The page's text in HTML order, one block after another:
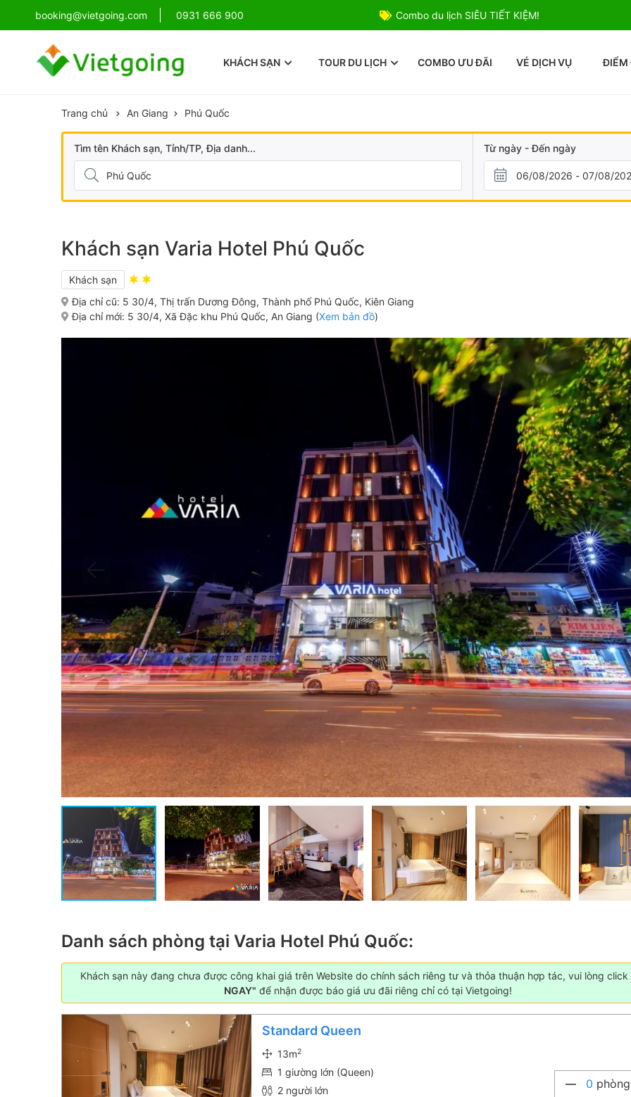
booking@vietgoing.com 0931 666 900
Combo Phú Quốc Giá Cực Sốc Combo du lịch SIÊU TIẾT KIỆM!
KHÁCH SẠN TOUR DU LỊCH COMBO ƯU ĐÃI VÉ DỊCH VỤ ĐIỂM
Trang chủ An Giang Phú Quốc
Tìm tên Khách sạn, Tỉnh/TP, Địa danh... Từ ngày - Đến ngày
Khách sạn Varia Hotel Phú Quốc
Khách sạn
Địa chỉ cũ: 5 30/4, Thị trấn Dương Đông, Thành phố Phú Quốc, Kiên Giang
Địa chỉ mới: 5 30/4, Xã Đặc khu Phú Quốc, An Giang (Xem bản đồ)
Danh sách phòng tại Varia Hotel Phú Quốc:
Khách sạn này đang chưa được công khai giá trên Website do chính sách riêng tư và thỏa thuận hợp tác, vui lòng click
NGAY" để nhận được báo giá ưu đãi riêng chỉ có tại Vietgoing!
Standard Queen
13m2
1 giường lớn (Queen)
2 người lớn
0 phòng